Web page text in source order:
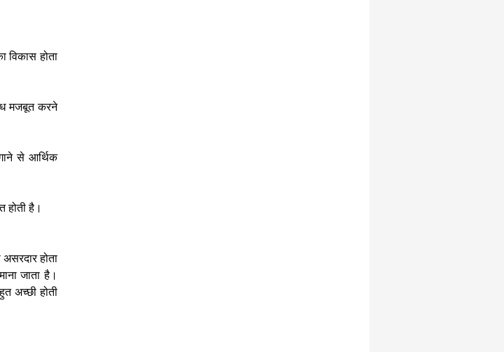
विकास होता
मजबूत करने
से आर्थिक
है।
होता
जाता है।
अच्छी होती